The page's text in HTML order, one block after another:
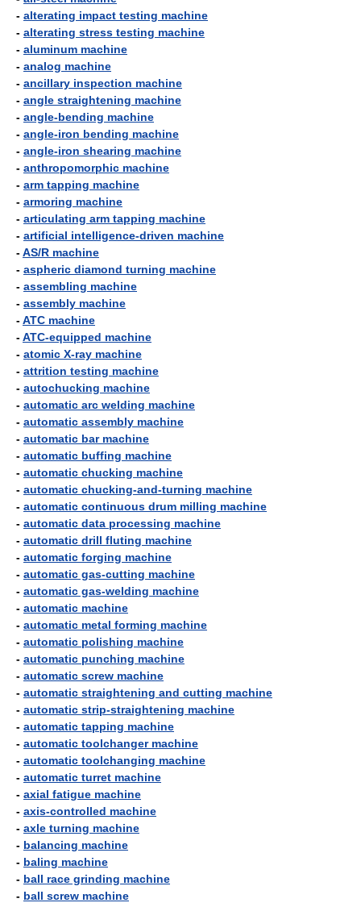
- alterating impact testing machine
- alterating stress testing machine
- aluminum machine
- analog machine
- ancillary inspection machine
- angle straightening machine
- angle-bending machine
- angle-iron bending machine
- angle-iron shearing machine
- anthropomorphic machine
- arm tapping machine
- armoring machine
- articulating arm tapping machine
- artificial intelligence-driven machine
-AS/R machine
- aspheric diamond turning machine
- assembling machine
- assembly machine
-ATC machine
-ATC-equipped machine
- atomic X-ray machine
- attrition testing machine
- autochucking machine
- automatic arc welding machine
- automatic assembly machine
- automatic bar machine
- automatic buffing machine
- automatic chucking machine
- automatic chucking-and-turning machine
- automatic continuous drum milling machine
- automatic data processing machine
- automatic drill fluting machine
- automatic forging machine
- automatic gas-cutting machine
- automatic gas-welding machine
- automatic machine
- automatic metal forming machine
- automatic polishing machine
- automatic punching machine
- automatic screw machine
- automatic straightening and cutting machine
- automatic strip-straightening machine
- automatic tapping machine
- automatic toolchanger machine
- automatic toolchanging machine
- automatic turret machine
- axial fatigue machine
- axis-controlled machine
- axle turning machine
- balancing machine
- baling machine
- ball race grinding machine
- ball screw machine